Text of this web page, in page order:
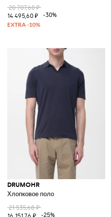
20 707,60 ₽
14 495,60 ₽
-30%
DRUMOHR
Хлопковое поло
21 535,68 ₽
-25%